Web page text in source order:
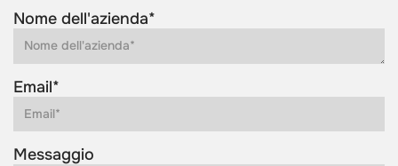
Nome dell'azienda*
Email*
Messaggio